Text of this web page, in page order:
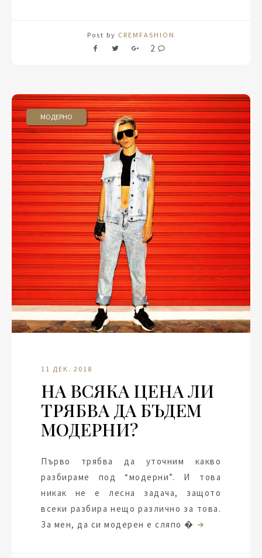
Post by CREMFASHION
2
МОДЕРНО
11 ДЕК. 2018
НА ВСЯКА ЦЕНА ЛИ
ТРЯБВА ДА БЪДЕМ
МОДЕРНИ?
Първо трябва да уточним какво
разбираме под “модерни”. И това
никак не е лесна задача, защото
всеки разбира нещо различно за това.
За мен, да си модерен е сляпо �